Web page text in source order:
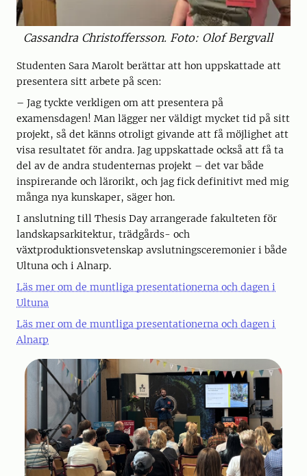
Cassandra Christoffersson. Foto: Olof Bergvall
Studenten Sara Marolt berättar att hon uppskattade att
presentera sitt arbete på scen:
– Jag tyckte verkligen om att presentera på
examensdagen! Man lägger ner väldigt mycket tid på sitt
projekt, så det känns otroligt givande att få möjlighet att
visa resultatet för andra. Jag uppskattade också att få ta
del av de andra studenternas projekt – det var både
inspirerande och lärorikt, och jag fick definitivt med mig
många nya kunskaper, säger hon.
I anslutning till Thesis Day arrangerade fakulteten för
landskapsarkitektur, trädgårds- och
växtproduktionsvetenskap avslutningsceremonier i både
Ultuna och i Alnarp.
Läs mer om de muntliga presentationerna och dagen i
Ultuna
Läs mer om de muntliga presentationerna och dagen i
Alnarp